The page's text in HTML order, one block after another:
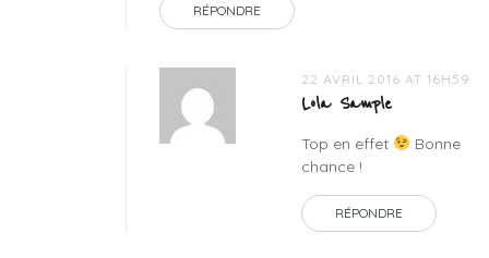
RÉPONDRE
22 AVRIL 2016 AT 16H59
Lola Sample
Top en effet
Bonne
chance !
RÉPONDRE